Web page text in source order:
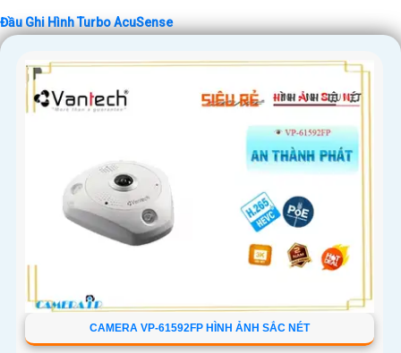
Đầu Ghi Hình Turbo AcuSense
CAMERA VP-61592FP HÌNH ẢNH SẮC NÉT